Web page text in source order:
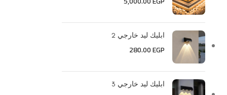
ابليك ليد خارجي 2
280.00EGP
ابليك ليد خارجي 3